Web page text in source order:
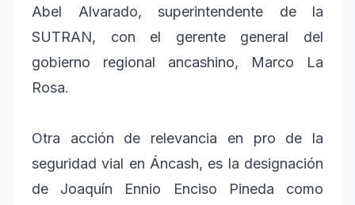
Abel Alvarado, superintendente de la
SUTRAN, con el gerente general del
gobierno regional ancashino, Marco La
Rosa.
Otra acción de relevancia en pro de la
seguridad vial en Áncash, es la designación
de Joaquín Ennio Enciso Pineda como